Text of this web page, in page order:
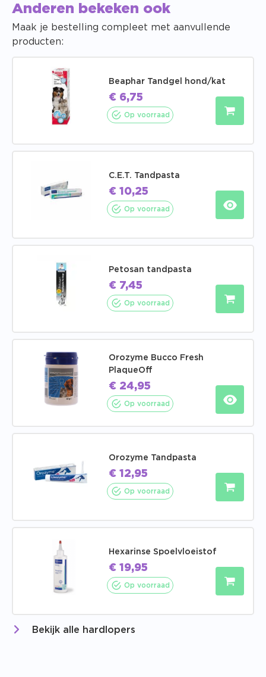
Anderen bekeken ook
Maak je bestelling compleet met aanvullende
producten:
Beaphar Tandgel hond/kat
€ 6,75
Op voorraad
C.E.T. Tandpasta
€ 10,25
Op voorraad
Petosan tandpasta
€ 7,45
Op voorraad
Orozyme Bucco Fresh
PlaqueOff
€ 24,95
Op voorraad
Orozyme Tandpasta
€ 12,95
Op voorraad
Hexarinse Spoelvloeistof
€ 19,95
Op voorraad
Bekijk alle hardlopers